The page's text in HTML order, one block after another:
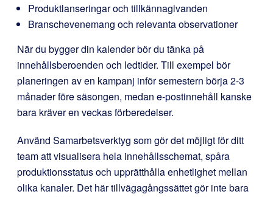
Produktlanseringar och tillkännagivanden
Branschevenemang och relevanta observationer
När du bygger din kalender bör du tänka på
innehållsberoenden och ledtider. Till exempel bör
planeringen av en kampanj inför semestern börja 2-3
månader före säsongen, medan e-postinnehåll kanske
bara kräver en veckas förberedelser.
Använd Samarbetsverktyg som gör det möjligt för ditt
team att visualisera hela innehållsschemat, spåra
produktionsstatus och upprätthålla enhetlighet mellan
olika kanaler. Det här tillvägagångssättet gör inte bara